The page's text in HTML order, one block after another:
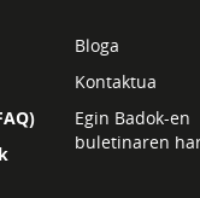
Bloga
Kontaktua
Egin Badok-en
buletinaren